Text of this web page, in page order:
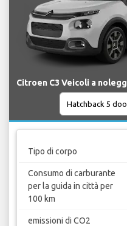
Citroen C3 Veicoli a
Tipo di corpo
Consumo di carburante
per la guida in città per
100 km
emissioni di CO2